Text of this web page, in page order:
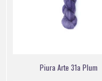
Piura Arte 31a Plum